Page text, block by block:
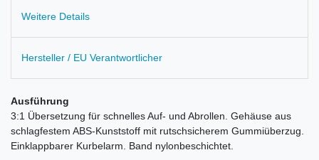
Weitere Details
Hersteller / EU Verantwortlicher
Ausführung
3:1 Übersetzung für schnelles Auf- und Abrollen. Gehäuse aus
schlagfestem ABS-Kunststoff mit rutschsicherem Gummiüberzug.
Einklappbarer Kurbelarm. Band nylonbeschichtet.